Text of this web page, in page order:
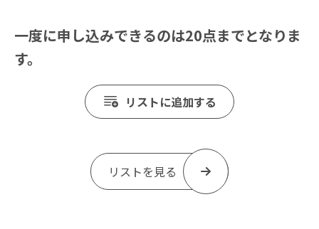
一度に申し込みできるのは20点までとなりま
す。
リストに追加する
リストを見る